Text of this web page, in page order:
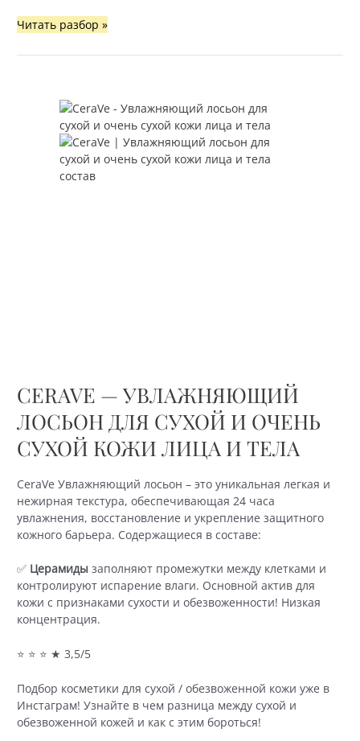
CeraVe
Восстанавливающий
Читать разбор »
CERAVE — УВЛАЖНЯЮЩИЙ
ЛОСЬОН ДЛЯ СУХОЙ И ОЧЕНЬ
СУХОЙ КОЖИ ЛИЦА И ТЕЛА
CeraVe Увлажняющий лосьон – это уникальная легкая и
нежирная текстура, обеспечивающая 24 часа
увлажнения, восстановление и укрепление защитного
кожного барьера. Содержащиеся в составе:
✅ Церамиды заполняют промежутки между клетками и
контролируют испарение влаги. Основной актив для
кожи с признаками сухости и обезвоженности! Низкая
концентрация.
⭐ ⭐ ⭐ ★ 3,5/5
Подбор косметики для сухой / обезвоженной кожи уже в
Инстаграм! Узнайте в чем разница между сухой и
обезвоженной кожей и как с этим бороться!